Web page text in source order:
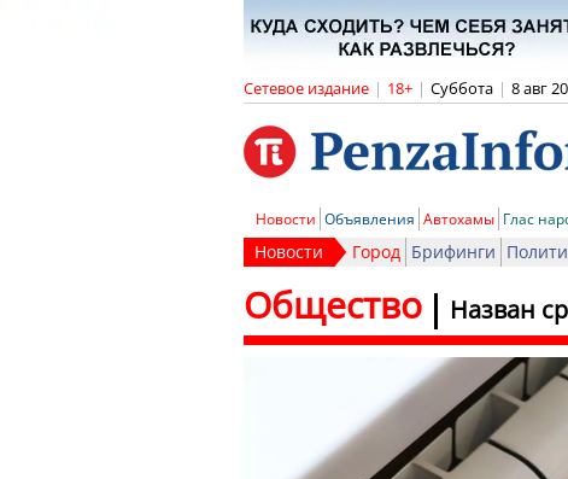
Сетевое издание | 18+ | Суббота | 8 авг
Новости Объявления Автохамы Глас
Новости Город Брифинги
Назван
Общество